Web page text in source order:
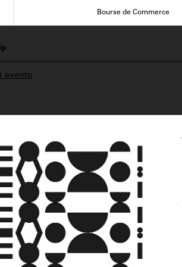
Bourse de Commerce
evento